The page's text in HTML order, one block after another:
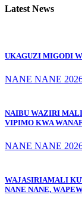
Latest News
UKAGUZI MIGODI
NANE NANE
NAIBU WAZIRI
VIPIMO KWA
NANE NANE
WAJASIRIAMALI
NANE NANE,